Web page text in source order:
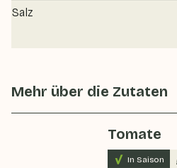
Salz
Mehr über die Zutaten
Tomate
In Saison